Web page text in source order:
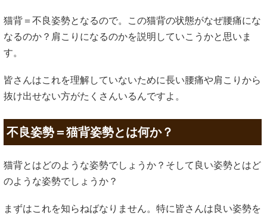
猫背＝不良姿勢となるので。この猫背の状態がなぜ腰痛にな
なるのか？肩こりになるのかを説明していこうかと思いま
す。
皆さんはこれを理解していないために長い腰痛や肩こりから
抜け出せない方がたくさんいるんですよ。
不良姿勢＝猫背姿勢とは何か？
猫背とはどのような姿勢でしょうか？そして良い姿勢とはど
のような姿勢でしょうか？
まずはこれを知らねばなりません。特に皆さんは良い姿勢を